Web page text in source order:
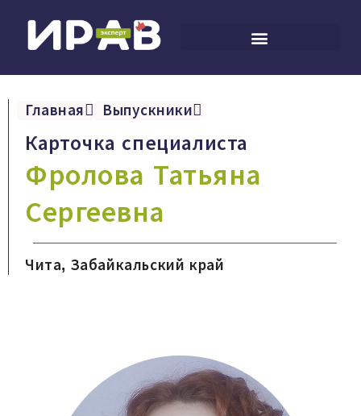
Главная Выпускники
Карточка специалиста
Фролова Татьяна
Сергеевна
Чита, Забайкальский край